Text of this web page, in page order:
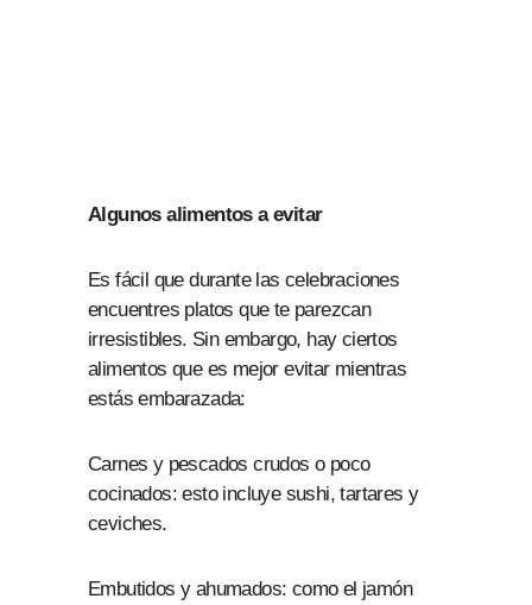
Algunos alimentos a evitar
Es fácil que durante las celebraciones
encuentres platos que te parezcan
irresistibles. Sin embargo, hay ciertos
alimentos que es mejor evitar mientras
estás embarazada:
Carnes y pescados crudos o poco
cocinados: esto incluye sushi, tartares y
ceviches.
Embutidos y ahumados: como el jamón